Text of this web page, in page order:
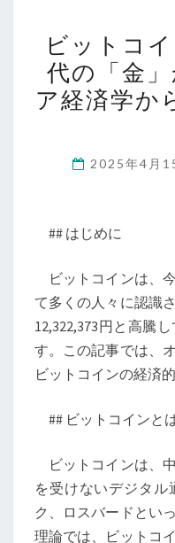
ビットコ
代の「金
ア経済学か
2025年4月
## はじめに
ビットコインは、
て多くの人々に認識
12,322,373円と高騰
す。この記事では、
ビットコインの経済
## ビットコインと
ビットコインは、
を受けないデジタル
ク、ロスバードとい
理論では、ビットコ